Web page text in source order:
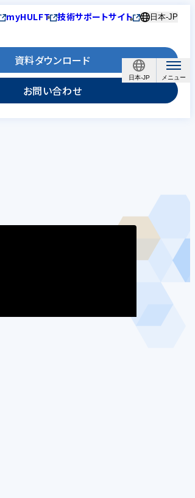
日本-JP
myHULFT 技術サポートサイト 日本-JP
資料ダウンロード
お問い合わせ